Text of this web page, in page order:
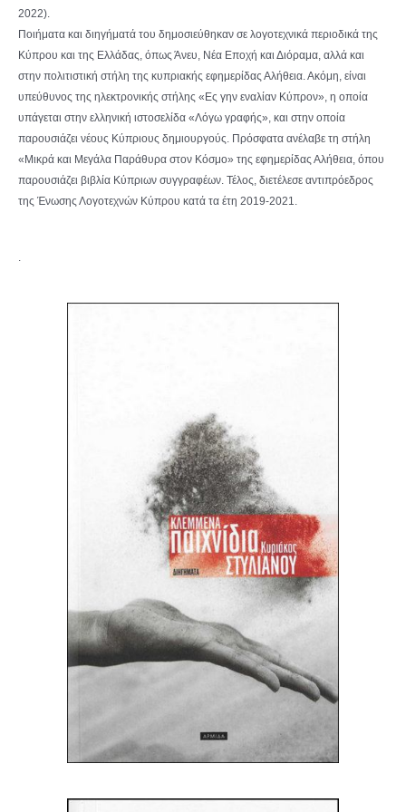
2022).
Ποιήματα και διηγήματά του δημοσιεύθηκαν σε λογοτεχνικά περιοδικά της
Κύπρου και της Ελλάδας, όπως Άνευ, Νέα Εποχή και Διόραμα, αλλά και
στην πολιτιστική στήλη της κυπριακής εφημερίδας Αλήθεια. Ακόμη, είναι
υπεύθυνος της ηλεκτρονικής στήλης «Ες γην εναλίαν Κύπρον», η οποία
υπάγεται στην ελληνική ιστοσελίδα «Λόγω γραφής», και στην οποία
παρουσιάζει νέους Κύπριους δημιουργούς. Πρόσφατα ανέλαβε τη στήλη
«Μικρά και Μεγάλα Παράθυρα στον Κόσμο» της εφημερίδας Αλήθεια, όπου
παρουσιάζει βιβλία Κύπριων συγγραφέων. Τέλος, διετέλεσε αντιπρόεδρος
της Ένωσης Λογοτεχνών Κύπρου κατά τα έτη 2019-2021.